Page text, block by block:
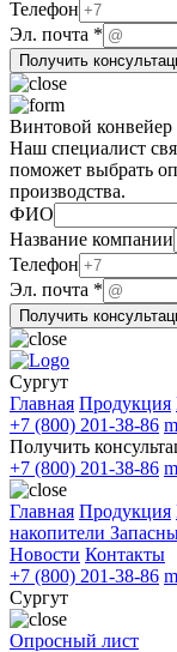
Телефон
Эл. почта *
Получить
Винтовой конвейер
Наш специалист
поможет выбрать
производства.
ФИО
Название компании
Телефон
почта
Эл.
компании
Эл. почта *
Получить
Сургут
Главная Продукция
+7 (800) 201-38-86
Получить
+7 (800) 201-38-86
Главная Продукция
накопители
Новости Контакты
+7 (800) 201-38-86
Сургут
Опросный лист